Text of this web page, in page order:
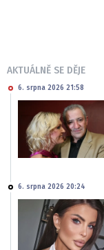
AKTUÁLNĚ SE DĚJE
6. srpna 2026 21:58
6. srpna 2026 20:24